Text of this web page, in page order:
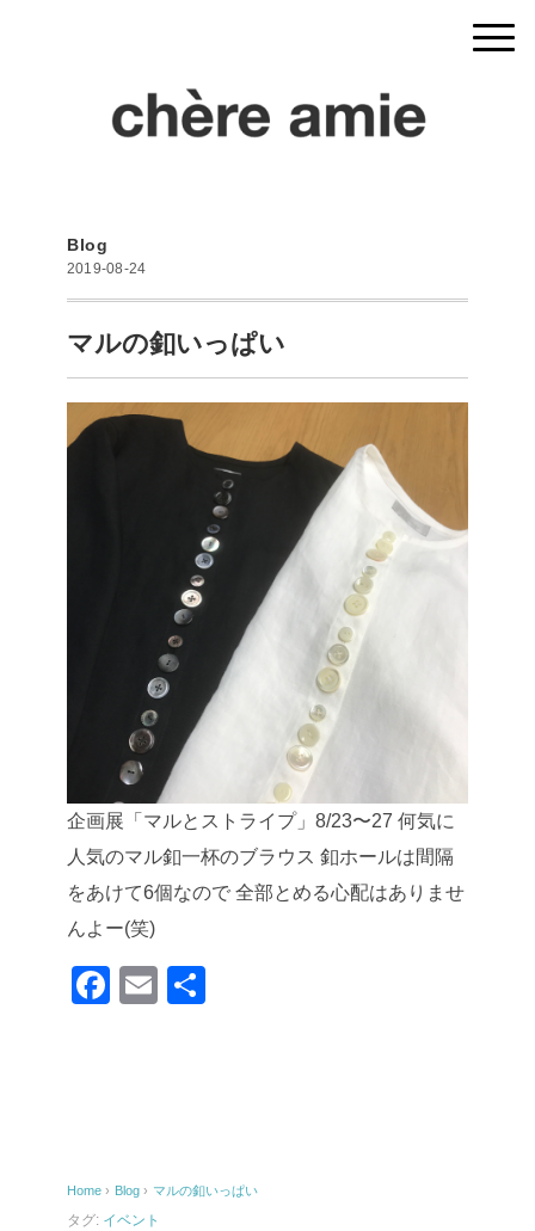
Blog
2019-08-24
マルの釦いっぱい
企画展「マルとストライプ」8/23〜27 何気に
人気のマル釦一杯のブラウス 釦ホールは間隔
をあけて6個なので 全部とめる心配はありませ
んよー(笑)
F
o
o
E
Home › Blog › マルの釦いっぱい
タグ: イベント